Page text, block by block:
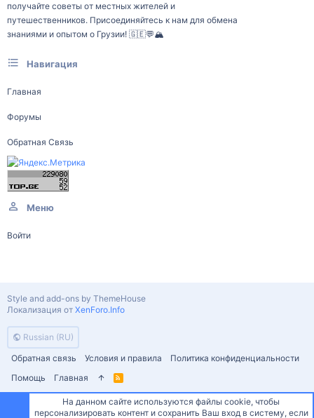
получайте советы от местных жителей и
путешественников. Присоединяйтесь к нам для обмена
знаниями и опытом о Грузии! 🇬🇪💬🏔️
Навигация
Главная
Форумы
Обратная Связь
Меню
Войти
Russian (RU)
Обратная связь
Условия и правила
Политика конфиденциальности
Помощь
Главная
R
S
Style and add-ons by ThemeHouse
Локализация от XenForo.Info
На данном сайте используются файлы cookie, чтобы
персонализировать контент и сохранить Ваш вход в систему, если